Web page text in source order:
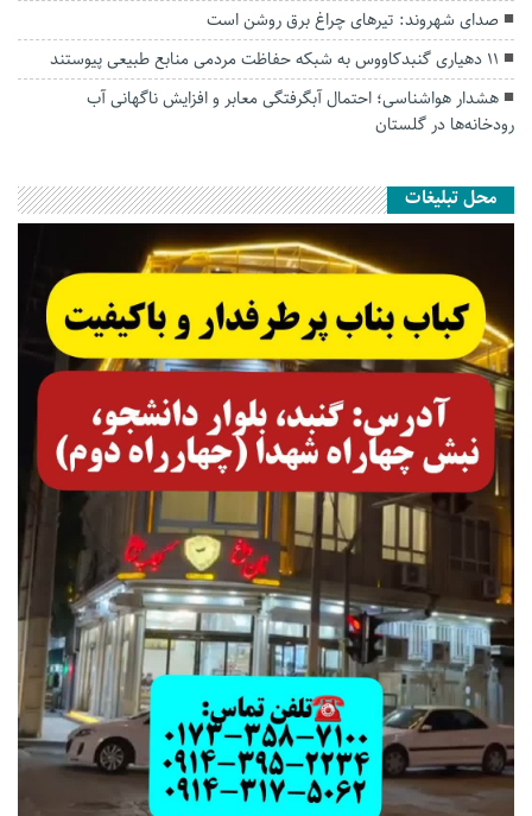
صدای شهروند: تیرهای چراغ برق روشن است
۱۱ دهیاری گنبدکاووس به شبکه حفاظت مردمی منابع طبیعی پیوستند
هشدار هواشناسی؛ احتمال آبگرفتگی معابر و افزایش ناگهانی آب
رودخانه‌ها در گلستان
محل تبلیغات